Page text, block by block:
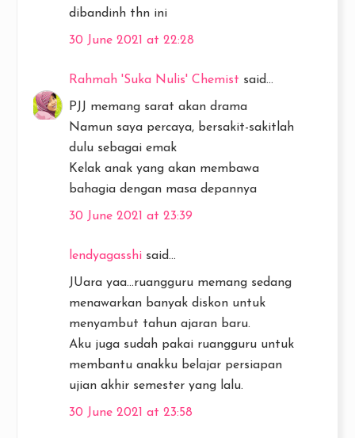
dibandinh thn ini
30 June 2021 at 22:28
Rahmah 'Suka Nulis' Chemist said...
PJJ memang sarat akan drama
Namun saya percaya, bersakit-sakitlah
dulu sebagai emak
Kelak anak yang akan membawa
bahagia dengan masa depannya
30 June 2021 at 23:39
lendyagasshi said...
JUara yaa...ruangguru memang sedang
menawarkan banyak diskon untuk
menyambut tahun ajaran baru.
Aku juga sudah pakai ruangguru untuk
membantu anakku belajar persiapan
ujian akhir semester yang lalu.
30 June 2021 at 23:58